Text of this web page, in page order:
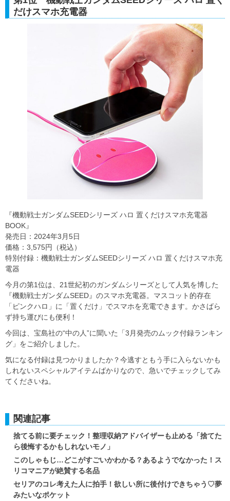
だけスマホ充電器
『機動戦士ガンダムSEEDシリーズ ハロ 置くだけスマホ充電器
BOOK』
発売日：2024年3月5日
価格：3,575円（税込）
特別付録：機動戦士ガンダムSEEDシリーズ ハロ 置くだけスマホ充
電器
今月の第1位は、21世紀初のガンダムシリーズとして人気を博した
『機動戦士ガンダムSEED』のスマホ充電器。マスコット的存在
「ピンクハロ」に「置くだけ」でスマホを充電できます。かさばら
ず持ち運びにも便利！
今回は、宝島社の“中の人”に聞いた「3月発売のムック付録ランキン
グ」をご紹介しました。
気になる付録は見つかりましたか？今逃すともう手に入らないかも
しれないスペシャルアイテムばかりなので、急いでチェックしてみ
てくださいね。
関連記事
捨てる前に要チェック！整理収納アドバイザーも止める「捨てた
ら後悔するかもしれないモノ」
このしゃもじ…どこがすごいかわかる？あるようでなかった！ス
リコマニアが絶賛する名品
セリアのコレ考えた人に拍手！欲しい所に後付けできちゃう♡夢
みたいなポケット